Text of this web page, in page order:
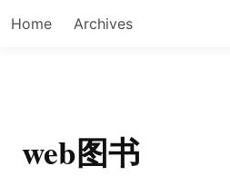
Home Archives
web图书